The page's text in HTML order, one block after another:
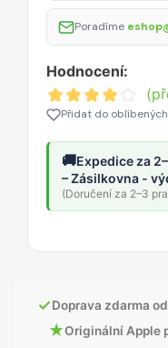
Poradíme
Hodnocení:
Přidat do oblíbených
🚚Expedice za
– Zásilkovna -
(Doručení za 2–3
✓Doprava zdarma
★Originální Apple